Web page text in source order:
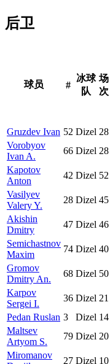
后卫
球员 #
冰球
队
场
次
Gruzdev Ivan 52 Dizel 28
Vorobyov
Ivan A.
66 Dizel 28
Kapotov
Anton
42 Dizel 52
Vasilyev
Valery Y.
28 Dizel 45
Akishin
Dmitry
47 Dizel 46
Semichastnov
Maxim
74 Dizel 40
Gromov
Dmitry An.
68 Dizel 50
Karpov
Sergei I.
36 Dizel 21
Pedan Ruslan 3 Dizel 14
Maltsev
Artyom S.
79 Dizel 20
Miromanov
27 Dizel 10